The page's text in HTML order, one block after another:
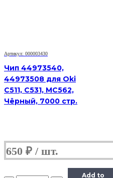
Артикул: 000003430
Чип 44973540,
44973508 для Oki
C511, C531, MC562,
Чёрный, 7000 стр.
650 ₽
Add to